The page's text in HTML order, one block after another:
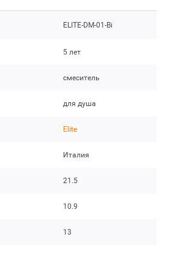
ELITE-DM-01-Bi
5 лет
смеситель
для душа
Elite
Италия
21.5
10.9
13